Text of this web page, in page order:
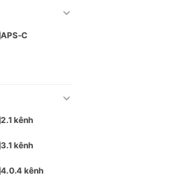
APS-C
2.1 kênh
3.1 kênh
4.0.4 kênh